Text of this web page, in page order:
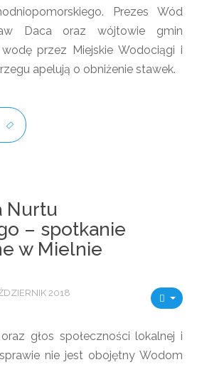
Prezes Wód
Daca oraz wójtowie gmin
przez Miejskie Wodociągi i
apelują o obniżenie stawek.
Nurtu
– spotkanie
w Mielnie
2018
głos społeczności lokalnej i
nie jest obojętny Wodom